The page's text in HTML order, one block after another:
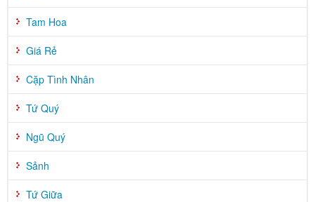
Tam Hoa
Giá Rẻ
Cặp Tình Nhân
Tứ Quý
Ngũ Quý
Sảnh
Tứ Giữa